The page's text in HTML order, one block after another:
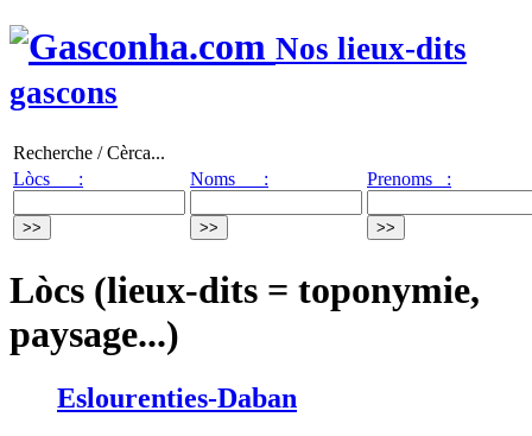
Nos lieux-dits
gascons
Recherche / Cèrca...
Lòcs :
Noms : Prenoms :
Lòcs (lieux-dits = toponymie,
paysage...)
Eslourenties-Daban